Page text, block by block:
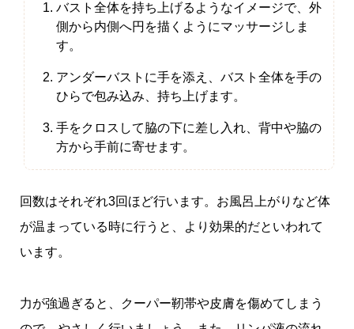
バスト全体を持ち上げるようなイメージで、外
側から内側へ円を描くようにマッサージしま
す。
アンダーバストに手を添え、バスト全体を手の
ひらで包み込み、持ち上げます。
手をクロスして脇の下に差し入れ、背中や脇の
方から手前に寄せます。
回数はそれぞれ3回ほど行います。お風呂上がりなど体
が温まっている時に行うと、より効果的だといわれて
います。
力が強過ぎると、クーパー靭帯や皮膚を傷めてしまう